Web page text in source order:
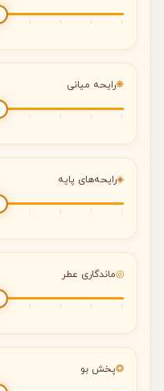
❋رایحه میانی
◈رایحه‌های پایه
◎ماندگاری عطر
❂پخش بو